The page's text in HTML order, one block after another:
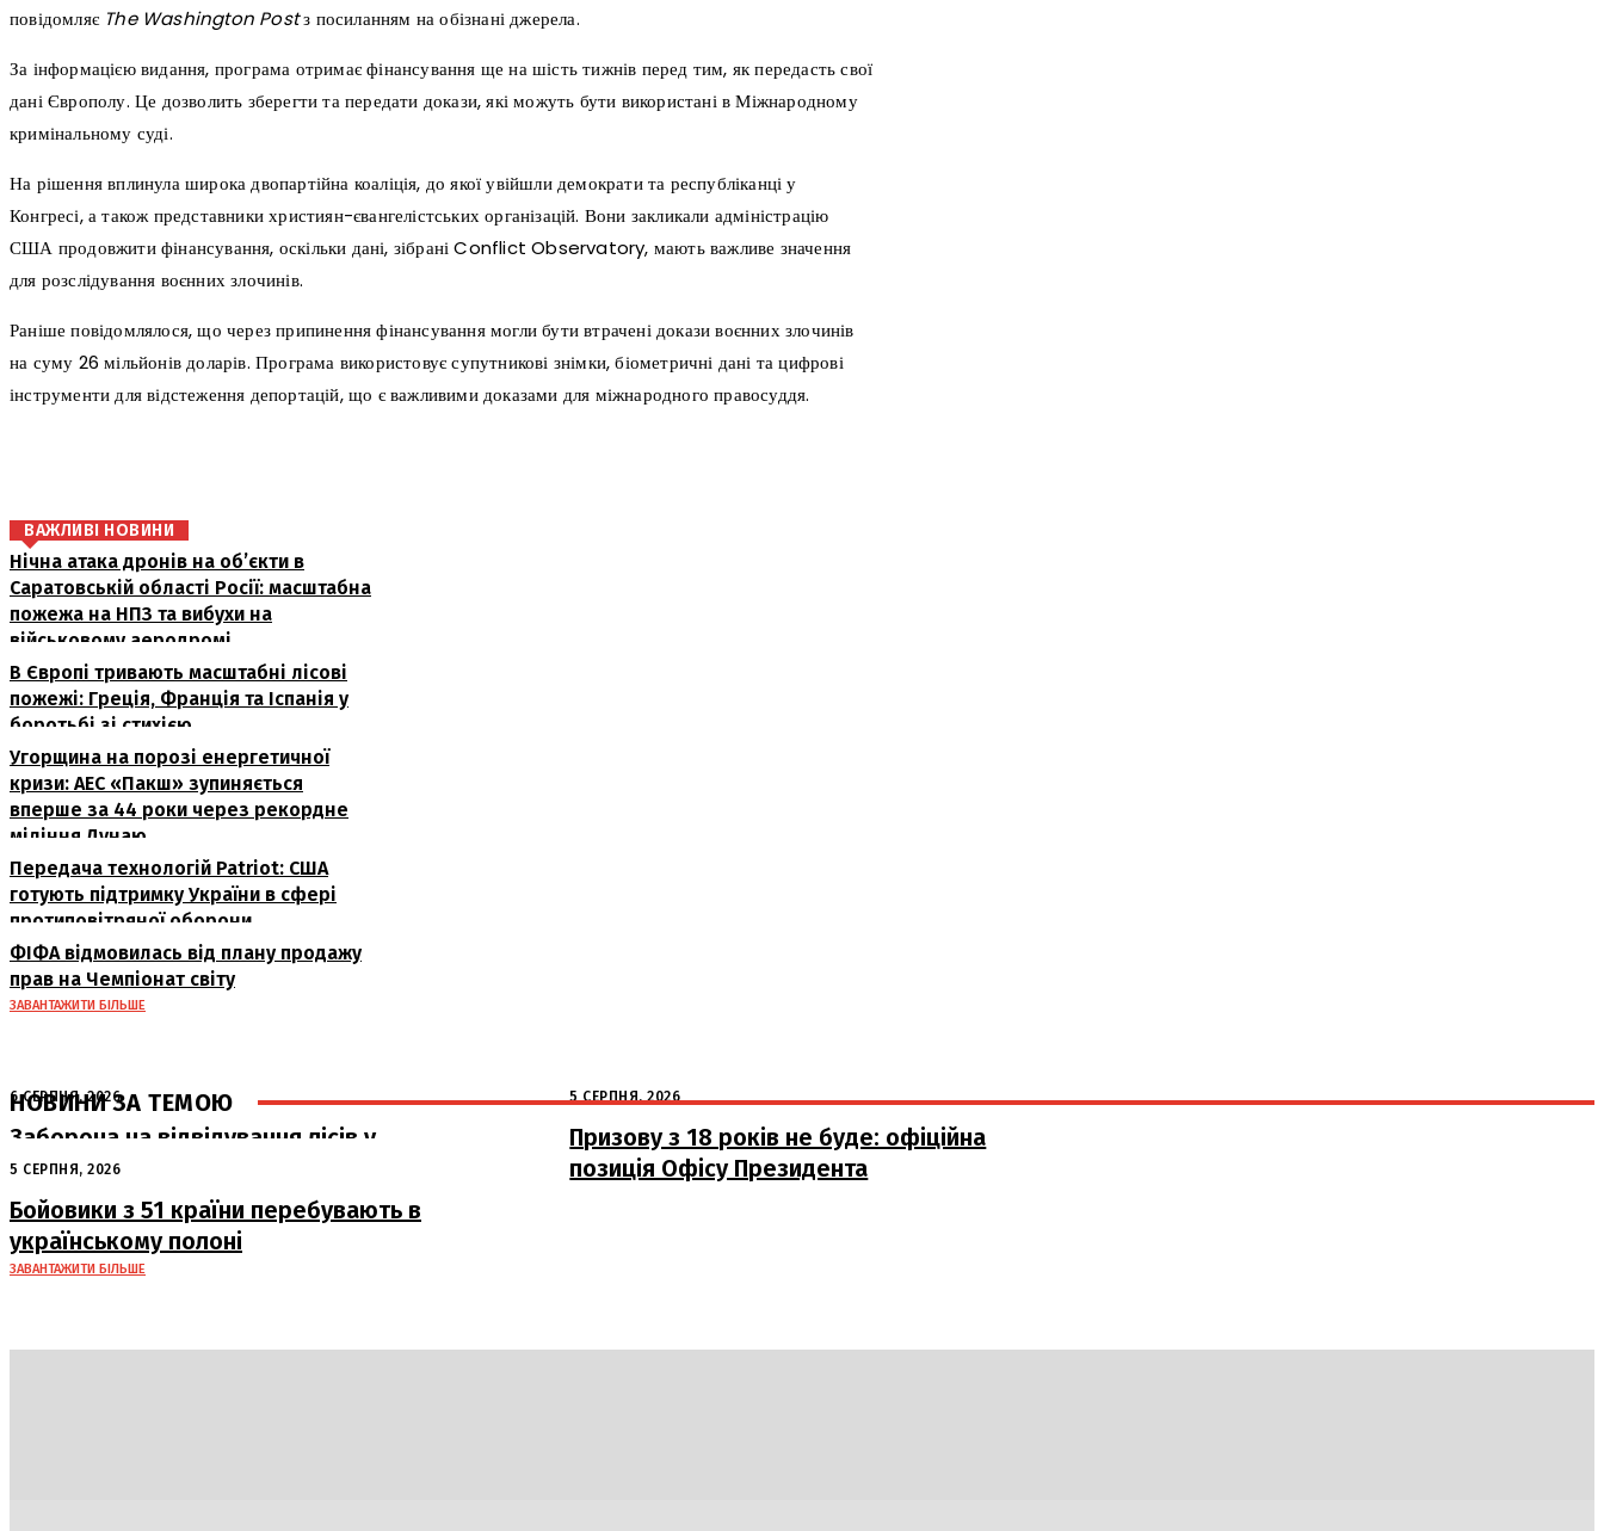
повідомляє The Washington Postз посиланням на обізнані джерела.
За інформацією видання, програма отримає фінансування ще на шість тижнів перед тим, як передасть свої
дані Європолу. Це дозволить зберегти та передати докази, які можуть бути використані в Міжнародному
кримінальному суді.
На рішення вплинула широка двопартійна коаліція, до якої увійшли демократи та республіканці у
Конгресі, а також представники християн-євангелістських організацій. Вони закликали адміністрацію
США продовжити фінансування, оскільки дані, зібрані Conflict Observatory, мають важливе значення
для розслідування воєнних злочинів.
Раніше повідомлялося, що через припинення фінансування могли бути втрачені докази воєнних злочинів
на суму 26 мільйонів доларів. Програма використовує супутникові знімки, біометричні дані та цифрові
інструменти для відстеження депортацій, що є важливими доказами для міжнародного правосуддя.
ВАЖЛИВІ НОВИНИ
Нічна атака дронів на об’єкти в
Саратовській області Росії: масштабна
пожежа на НПЗ та вибухи на
військовому аеродромі
В Європі тривають масштабні лісові
пожежі: Греція, Франція та Іспанія у
боротьбі зі стихією
Угорщина на порозі енергетичної
кризи: АЕС «Пакш» зупиняється
вперше за 44 роки через рекордне
міління Дунаю
Передача технологій Patriot: США
готують підтримку України в сфері
протиповітряної оборони
ФІФА відмовилась від плану продажу
прав на Чемпіонат світу
ЗАВАНТАЖИТИ БІЛЬШЕ
НОВИНИ ЗА ТЕМОЮ
6 СЕРПНЯ, 2026
Заборона на відвідування лісів у
Полтавській області: штрафи до 15
тисяч гривень
5 СЕРПНЯ, 2026
Призову з 18 років не буде: офіційна
позиція Офісу Президента
5 СЕРПНЯ, 2026
Бойовики з 51 країни перебувають в
українському полоні
ЗАВАНТАЖИТИ БІЛЬШЕ